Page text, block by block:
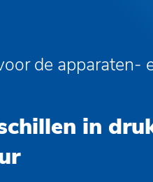
de apparaten-
in